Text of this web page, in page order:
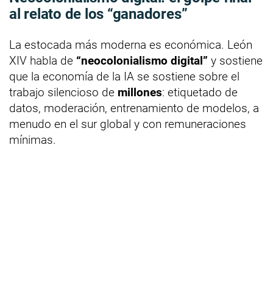
al relato de los “ganadores”
La estocada más moderna es económica. León
XIV habla de “neocolonialismo digital” y sostiene
que la economía de la IA se sostiene sobre el
trabajo silencioso de millones: etiquetado de
datos, moderación, entrenamiento de modelos, a
menudo en el sur global y con remuneraciones
mínimas.